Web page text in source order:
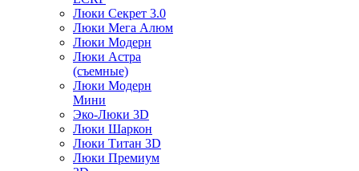
Люки Секрет 3.0
Люки Мега Алюм
Люки Модерн
Люки Астра
(съемные)
Люки Модерн
Мини
Эко-Люки 3D
Люки Шаркон
Люки Титан 3D
Люки Премиум